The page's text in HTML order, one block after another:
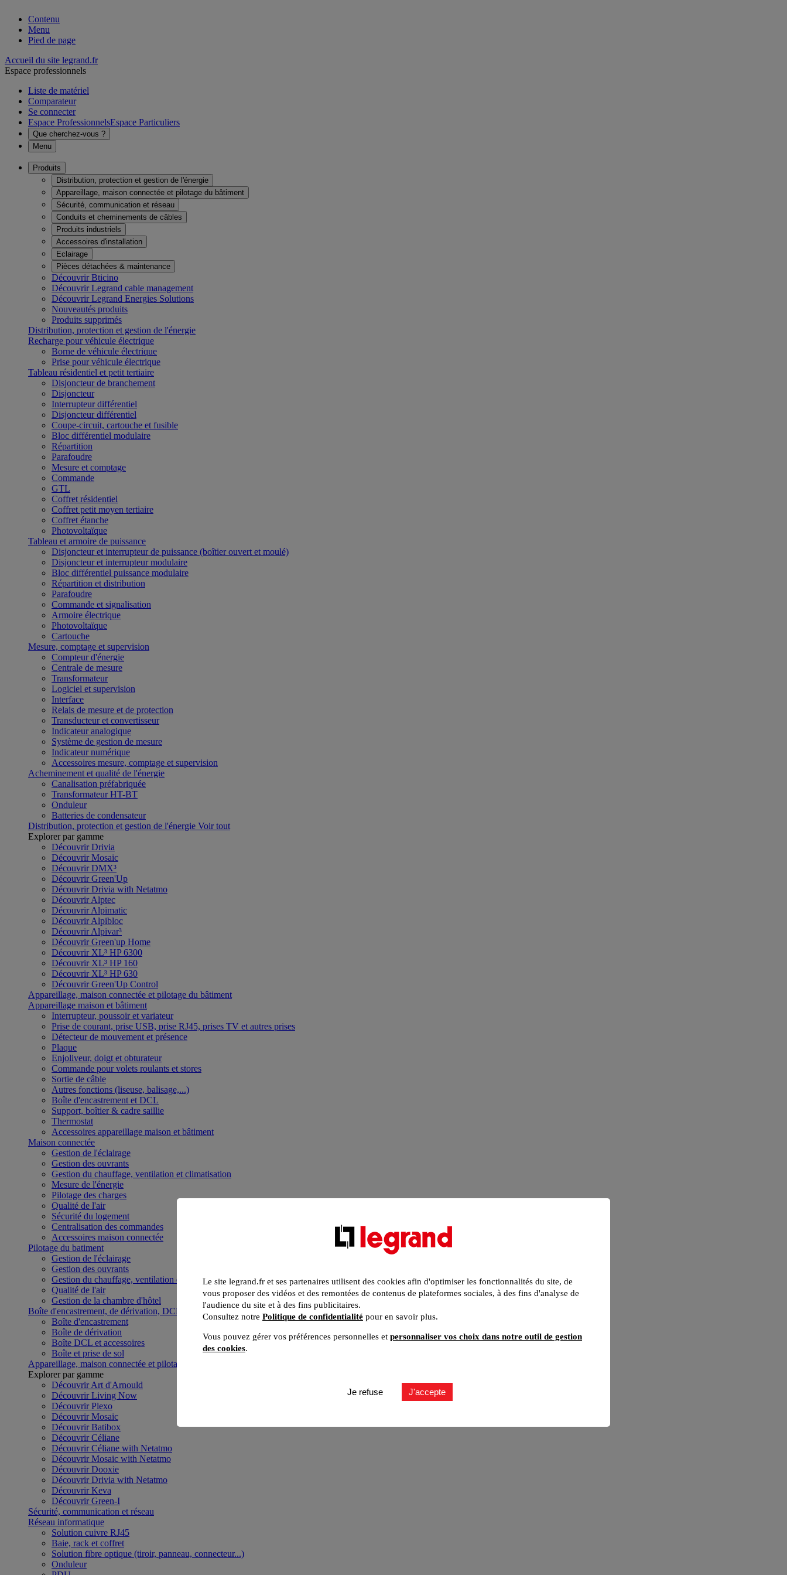
Contenu
Menu
Pied de page
Accueil du site legrand.fr
Espace professionnels
Liste de matériel
Comparateur
Se connecter
Espace ProfessionnelsEspace Particuliers
Que cherchez-vous ?
Menu
Produits
Distribution, protection et gestion de l'énergie
Appareillage, maison connectée et pilotage du bâtiment
Sécurité, communication et réseau
Conduits et cheminements de câbles
Produits industriels
Accessoires d'installation
Eclairage
Pièces détachées & maintenance
Découvrir Bticino
Découvrir Legrand cable management
Découvrir Legrand Energies Solutions
Nouveautés produits
Produits supprimés
Distribution, protection et gestion de l'énergie
Recharge pour véhicule électrique
Borne de véhicule électrique
Prise pour véhicule électrique
Tableau résidentiel et petit tertiaire
Disjoncteur de branchement
Disjoncteur
Interrupteur différentiel
Disjoncteur différentiel
Coupe-circuit, cartouche et fusible
Bloc différentiel modulaire
Répartition
Parafoudre
Mesure et comptage
Commande
GTL
Coffret résidentiel
Coffret petit moyen tertiaire
Coffret étanche
Photovoltaïque
Tableau et armoire de puissance
Disjoncteur et interrupteur de puissance (boîtier ouvert et moulé)
Disjoncteur et interrupteur modulaire
Bloc différentiel puissance modulaire
Répartition et distribution
Parafoudre
Commande et signalisation
Armoire électrique
Photovoltaïque
Cartouche
Mesure, comptage et supervision
Compteur d'énergie
Centrale de mesure
Transformateur
Logiciel et supervision
Interface
Relais de mesure et de protection
Transducteur et convertisseur
Indicateur analogique
Système de gestion de mesure
Indicateur numérique
Accessoires mesure, comptage et supervision
Acheminement et qualité de l'énergie
Canalisation préfabriquée
Transformateur HT-BT
Onduleur
Batteries de condensateur
Distribution, protection et gestion de l'énergie Voir tout
Explorer par gamme
Découvrir Drivia
Découvrir Mosaic
Découvrir DMX³
Découvrir Green'Up
Découvrir Drivia with Netatmo
Découvrir Alptec
Découvrir Alpimatic
Découvrir Alpibloc
Découvrir Alpivar³
Découvrir Green'up Home
Découvrir XL³ HP 6300
Découvrir XL³ HP 160
Découvrir XL³ HP 630
Découvrir Green'Up Control
Appareillage, maison connectée et pilotage du bâtiment
Appareillage maison et bâtiment
Interrupteur, poussoir et variateur
Prise de courant, prise USB, prise RJ45, prises TV et autres prises
Détecteur de mouvement et présence
Plaque
Enjoliveur, doigt et obturateur
Commande pour volets roulants et stores
Sortie de câble
Autres fonctions (liseuse, balisage,...)
Boîte d'encastrement et DCL
Support, boîtier & cadre saillie
Thermostat
Accessoires appareillage maison et bâtiment
Maison connectée
Gestion de l'éclairage
Gestion des ouvrants
Gestion du chauffage, ventilation et climatisation
Mesure de l'énergie
Pilotage des charges
Qualité de l'air
Sécurité du logement
Centralisation des commandes
Accessoires maison connectée
Pilotage du batiment
Gestion de l'éclairage
Gestion des ouvrants
Gestion du chauffage, ventilation et climatisation
Qualité de l'air
Gestion de la chambre d'hôtel
Boîte d'encastrement, de dérivation, DCL et boîte de sol
Boîte d'encastrement
Boîte de dérivation
Boîte DCL et accessoires
Boîte et prise de sol
Appareillage, maison connectée et pilotage du bâtiment
Explorer par gamme
Découvrir Art d'Arnould
Découvrir Living Now
Découvrir Plexo
Découvrir Mosaic
Découvrir Batibox
Découvrir Céliane
Découvrir Céliane with Netatmo
Découvrir Mosaic with Netatmo
Découvrir Dooxie
Découvrir Drivia with Netatmo
Découvrir Keva
Découvrir Green-I
Sécurité, communication et réseau
Réseau informatique
Solution cuivre RJ45
Baie, rack et coffret
Solution fibre optique (tiroir, panneau, connecteur...)
Onduleur
Le site legrand.fr et ses partenaires utilisent des cookies afin d'optimiser les fonctionnalités du site, de
vous proposer des vidéos et des remontées de contenus de plateformes sociales, à des fins d'analyse de
l'audience du site et à des fins publicitaires.
Consultez notre Politique de confidentialité pour en savoir plus.
Vous pouvez gérer vos préférences personnelles et personnaliser vos choix dans notre outil de gestion
des cookies.
Je refuse J'accepte